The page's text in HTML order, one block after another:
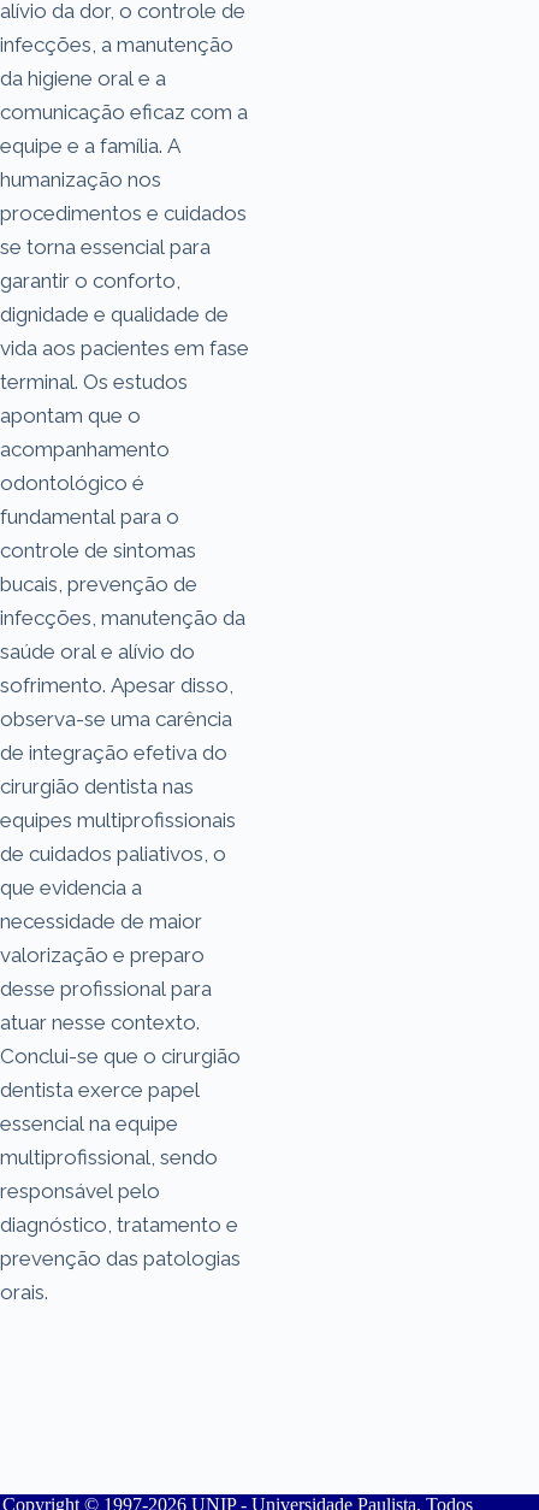
alívio da dor, o controle de
infecções, a manutenção
da higiene oral e a
comunicação eficaz com a
equipe e a família. A
humanização nos
procedimentos e cuidados
se torna essencial para
garantir o conforto,
dignidade e qualidade de
vida aos pacientes em fase
terminal. Os estudos
apontam que o
acompanhamento
odontológico é
fundamental para o
controle de sintomas
bucais, prevenção de
infecções, manutenção da
saúde oral e alívio do
sofrimento. Apesar disso,
observa-se uma carência
de integração efetiva do
cirurgião dentista nas
equipes multiprofissionais
de cuidados paliativos, o
que evidencia a
necessidade de maior
valorização e preparo
desse profissional para
atuar nesse contexto.
Conclui-se que o cirurgião
dentista exerce papel
essencial na equipe
multiprofissional, sendo
responsável pelo
diagnóstico, tratamento e
prevenção das patologias
orais.
Copyright © 1997-2026 UNIP - Universidade Paulista. Todos